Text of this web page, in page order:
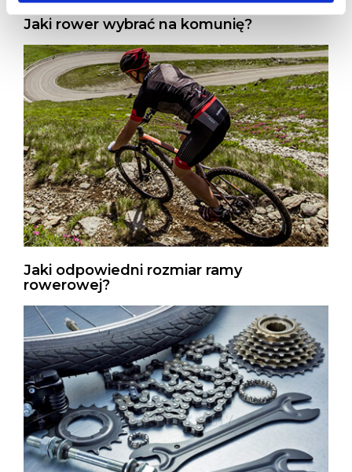
Jaki rower wybrać na komunię?
Jaki odpowiedni rozmiar ramy
rowerowej?